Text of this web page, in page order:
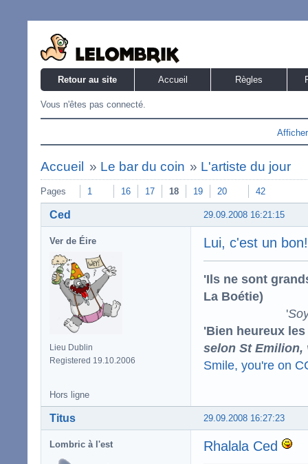
Retour au site Accueil Règles
Vous n'êtes pas connecté.
Accueil » Le bar du coin » L'artiste du jour
Pages 1 16 17 18 19 20 42
29.09.2008 16:21:15
Ced
Ver de Éire
Lieu Dublin
Registered 19.10.2006
Lui, c'est un bon!
'Ils ne sont
La Boétie)
'
'Bien heureux
selon St Emilion,
Smile, you're on
Hors ligne
29.09.2008 16:27:23
Titus
Lombric à l'est Rhalala Ced